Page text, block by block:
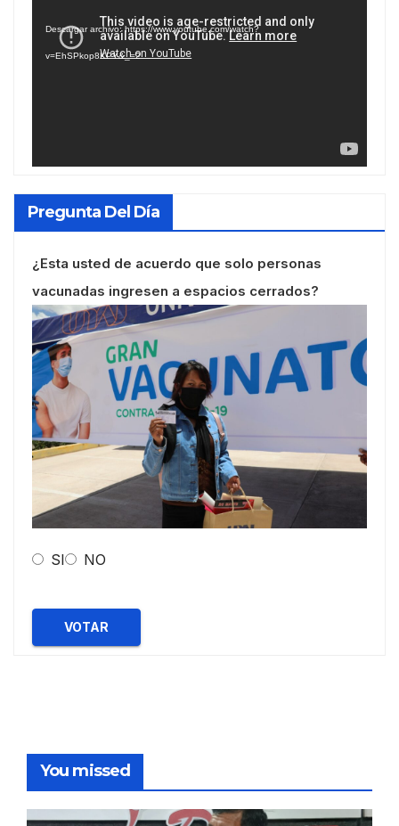
vídeo
Descargar archivo: https://www.youtube.com/watch?
v=EhSPkop8KPY&_=2
Pregunta Del Día
¿Esta usted de acuerdo que solo personas
vacunadas ingresen a espacios cerrados?
SI NO
VOTAR
You missed